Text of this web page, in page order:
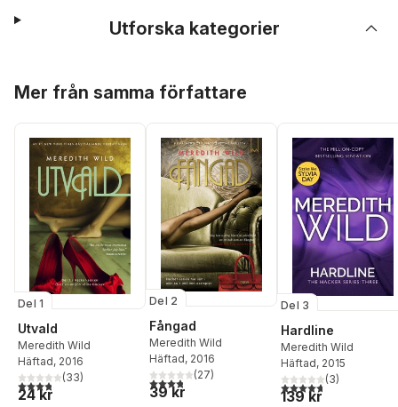
Utforska kategorier
Mer från samma författare
Del 1
Utvald
Meredith Wild
Häftad, 2016
3,8utav 5 stjärnor. Totalt antal röster:
(33)
24 kr
Del 2
Fångad
Meredith Wild
Häftad, 2016
3,8utav 5 stjärnor. Totalt antal röster:
(27)
39 kr
Del 3
Hardline
Meredith Wild
Häftad, 2015
4,7utav 5 stjärnor.
(3)
139 kr